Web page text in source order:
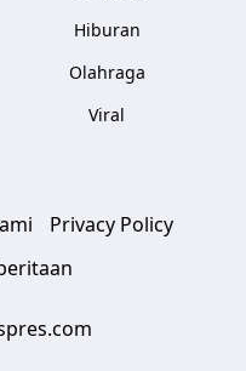
Hiburan
Olahraga
Viral
Privacy Policy